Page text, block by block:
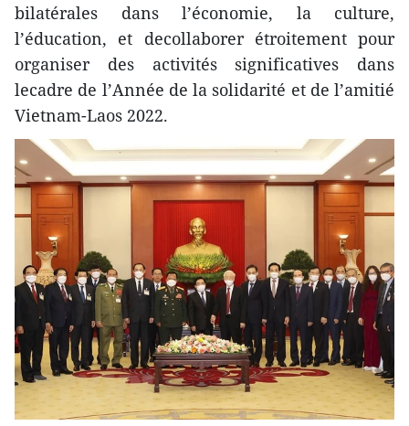
bilatérales dans l’économie, la culture,
l’éducation, et decollaborer étroitement pour
organiser des activités significatives dans
lecadre de l’Année de la solidarité et de l’amitié
Vietnam-Laos 2022.